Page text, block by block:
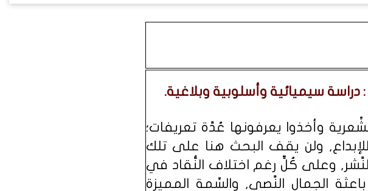
سيميائية وأسلوبية وبلاغية.
وأخذوا يعرفونها عُدَّة تعريفات؛
ولن يقف البحث هنا على تلك
وعلى كُلٍّ رغم اختلاف النُّقاد في
الجمال النَّصي, والسِّمة المميزة